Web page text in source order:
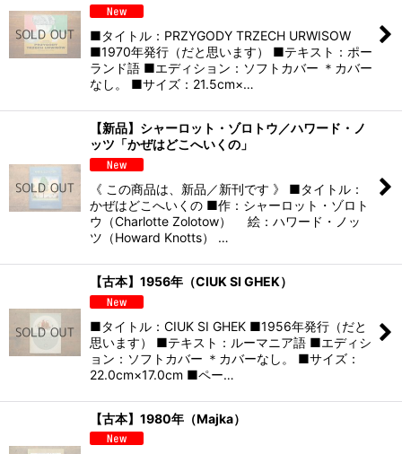
■タイトル：PRZYGODY TRZECH URWISOW
■1970年発行（だと思います） ■テキスト：ポー
ランド語 ■エディション：ソフトカバー ＊カバー
なし。 ■サイズ：21.5cm×…
【新品】シャーロット・ゾロトウ／ハワード・ノ
ッツ「かぜはどこへいくの」
《 この商品は、新品／新刊です 》 ■タイトル：
かぜはどこへいくの ■作：シャーロット・ゾロト
ウ（Charlotte Zolotow） 絵：ハワード・ノッ
ツ（Howard Knotts） …
【古本】1956年（CIUK SI GHEK）
■タイトル：CIUK SI GHEK ■1956年発行（だと
思います） ■テキスト：ルーマニア語 ■エディシ
ョン：ソフトカバー ＊カバーなし。 ■サイズ：
22.0cm×17.0cm ■ペー…
【古本】1980年（Majka）